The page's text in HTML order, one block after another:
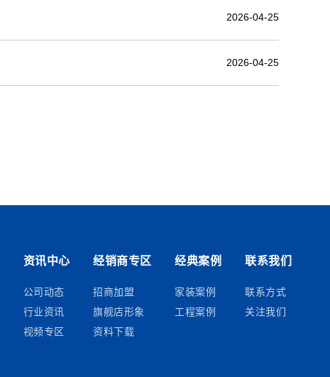
2026-04-25
2026-04-25
资讯中心
公司动态
行业资讯
视频专区
经销商专区
招商加盟
旗舰店形象
资料下载
经典案例
家装案例
工程案例
联系我们
联系方式
关注我们